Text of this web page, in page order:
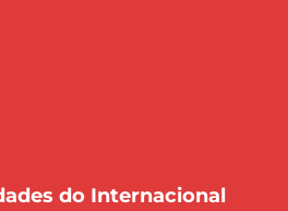
do Internacional